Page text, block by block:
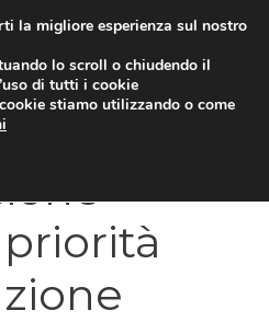
la migliore esperienza sul nostro
lo scroll o chiudendo il
di tutti i cookie
stiamo utilizzando o come